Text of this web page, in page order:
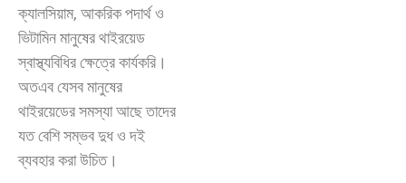
ক্যালসিয়াম, আকরিক পদার্থ ও
ভিটামিন মানুষের থাইরয়েড
স্বাস্থ্যবিধির ক্ষেত্রে কার্যকরি।
অতএব যেসব মানুষের
থাইরয়েডের সমস্যা আছে তাদের
যত বেশি সম্ভব দুধ ও দই
ব্যবহার করা উচিত।